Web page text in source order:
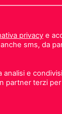
privacye
sms, da
analisi e
partner terzi